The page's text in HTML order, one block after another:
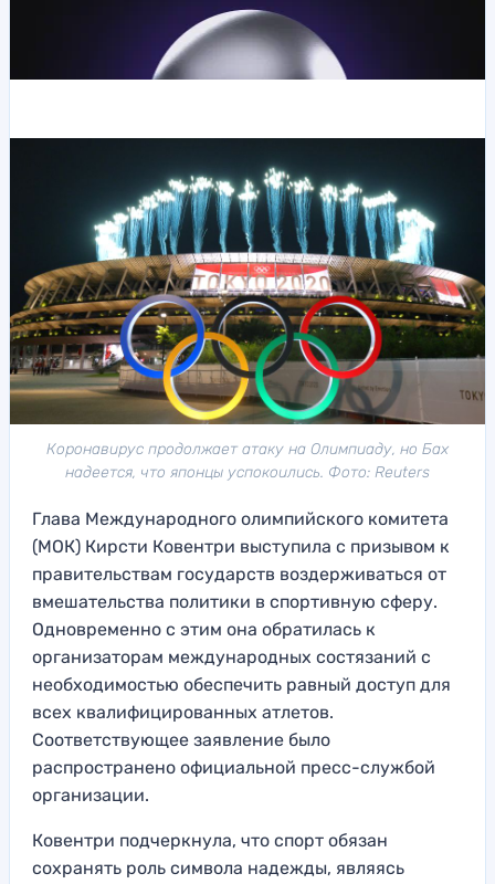
Коронавирус продолжает атаку на Олимпиаду, но Бах
надеется, что японцы успокоились. Фото: Reuters
Глава Международного олимпийского комитета
(МОК) Кирсти Ковентри выступила с призывом к
правительствам государств воздерживаться от
вмешательства политики в спортивную сферу.
Одновременно с этим она обратилась к
организаторам международных состязаний с
необходимостью обеспечить равный доступ для
всех квалифицированных атлетов.
Соответствующее заявление было
распространено официальной пресс-службой
организации.
Ковентри подчеркнула, что спорт обязан
сохранять роль символа надежды, являясь